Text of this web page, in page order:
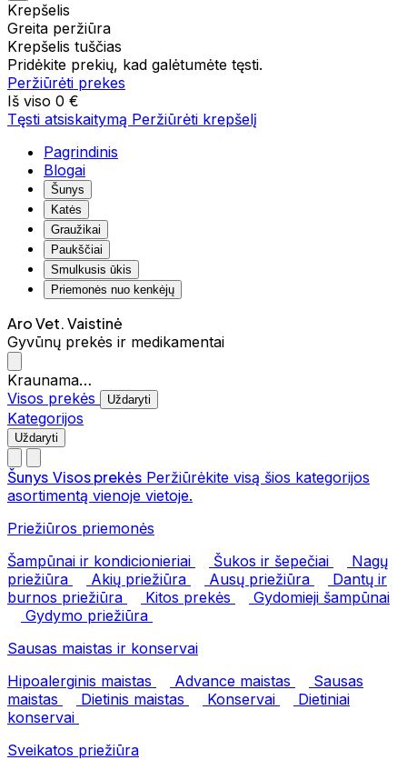
Krepšelis
Greita peržiūra
Krepšelis tuščias
Pridėkite prekių, kad galėtumėte tęsti.
Peržiūrėti prekes
Iš viso 0 €
Tęsti atsiskaitymą Peržiūrėti krepšelį
Pagrindinis
Blogai
Šunys
Katės
Graužikai
Paukščiai
Smulkusis ūkis
Priemonės nuo kenkėjų
Aro Vet. Vaistinė
Gyvūnų prekės ir medikamentai
Kraunama…
Visos prekės
Uždaryti
Kategorijos
Uždaryti
Šunys Visos prekės Peržiūrėkite visą šios kategorijos
asortimentą vienoje vietoje.
Priežiūros priemonės
Šampūnai ir kondicionieriai
Šukos ir šepečiai
Nagų
priežiūra
Akių priežiūra Ausų priežiūra
Dantų ir
burnos priežiūra
Kitos prekės
Gydomieji šampūnai
Gydymo priežiūra
Sausas maistas ir konservai
Hipoalerginis maistas
Advance maistas
Sausas
maistas
Dietinis maistas Konservai
Dietiniai
konservai
Sveikatos priežiūra